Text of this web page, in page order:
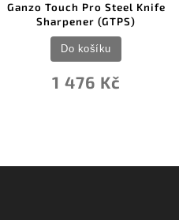
Ganzo Touch Pro Steel Knife
Sharpener (GTPS)
1 476 Kč
Do košíku